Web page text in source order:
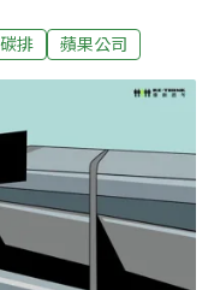
16 Pro和
專業級相機功能帶來
全新Pro機型配備全
四合一像素感光元
的影片，達成iPhone
能升級還包括：
析度更高，支援微距
機；還有錄音室品質
排 蘋果公司